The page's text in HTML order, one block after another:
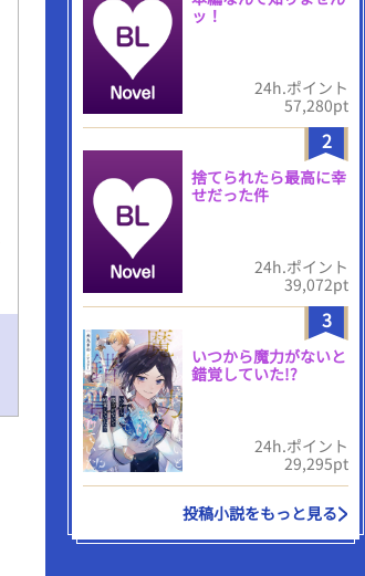
ッ！
24h.ポイント
57,280pt
2
捨てられたら最高に幸
せだった件
24h.ポイント
39,072pt
3
いつから魔力がないと
錯覚していた!?
24h.ポイント
29,295pt
投稿小説をもっと見る